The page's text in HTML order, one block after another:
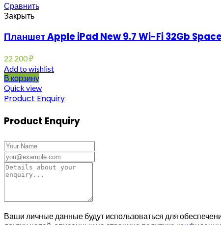
Сравнить
Закрыть
Планшет Apple iPad New 9.7 Wi-Fi 32Gb
22 200₽
Add to wishlist
В корзину
Quick view
Product Enquiry
Product Enquiry
Ваши личные данные будут использоваться для